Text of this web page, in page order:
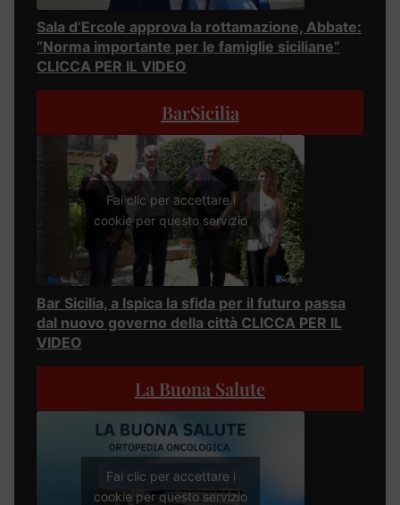
Sala d’Ercole approva la rottamazione, Abbate:
“Norma importante per le famiglie siciliane”
CLICCA PER IL VIDEO
BarSicilia
Fai clic per accettare i
cookie per questo servizio
Bar Sicilia, a Ispica la sfida per il futuro passa
dal nuovo governo della città CLICCA PER IL
VIDEO
La Buona Salute
Fai clic per accettare i
cookie per questo servizio